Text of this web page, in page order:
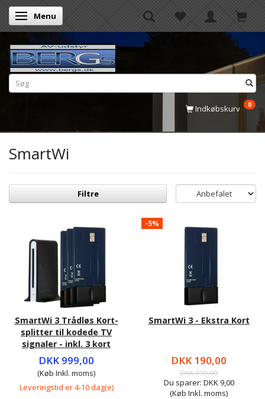
Skifte navigation
Menu
Indkøbskurv 0
SmartWi
Filtre
SmartWi 3 Trådløs Kort-
splitter til kodede TV
signaler - inkl. 3 kort
DKK 999,00
(Køb Inkl. moms)
Leveringstid er 4-10 dag(e)
-5%
SmartWi 3 - Ekstra Kort
DKK 190,00
DKK 199,00
Du sparer: DKK 9,00
(Køb Inkl. moms)